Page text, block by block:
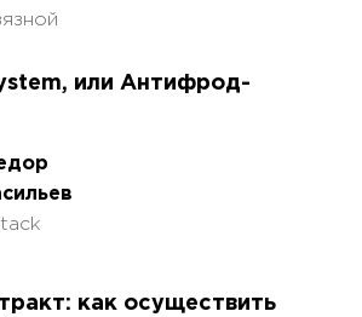
или Антифрод-
как осуществить